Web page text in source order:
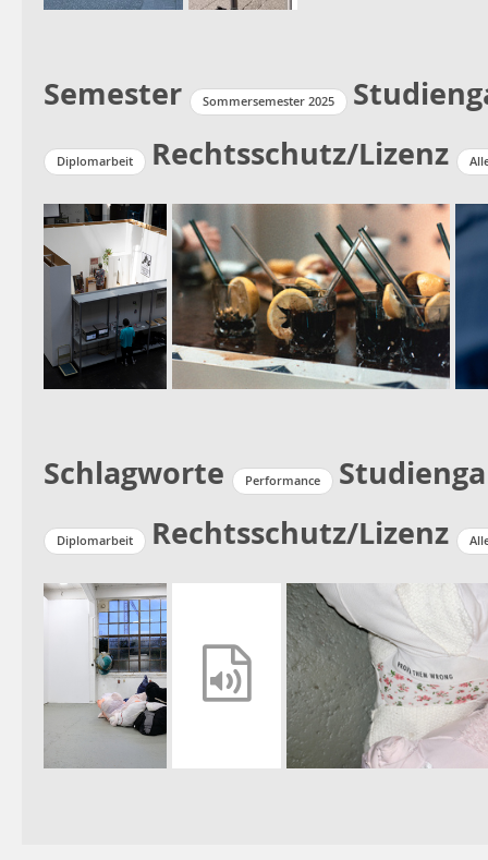
Semester Sommersemester 2025
Diplomarbeit Rechtsschutz/Lizenz
Schlagworte Performance
Diplomarbeit Rechtsschutz/Lizenz